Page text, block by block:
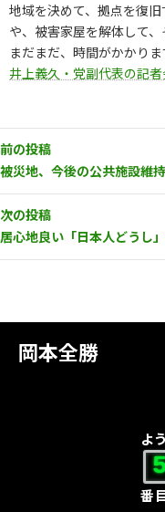
岡本全勝
よ
番
地域を決めて、拠点を復
や、被害家屋を解体して、
まだまだ、時間がかかり
井上義久・党副代表の記
前の投稿
被災地、今後の公共施設維持
次の投稿
居心地良い「日本人どうし